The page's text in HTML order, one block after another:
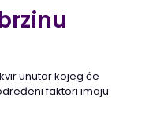
unutar kojeg će
faktori imaju